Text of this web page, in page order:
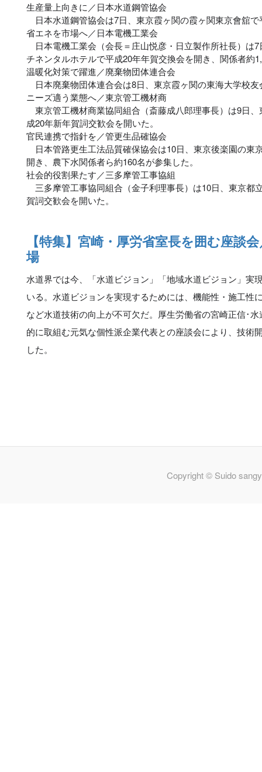
生産量上向きに／日本水道鋼管協会
日本水道鋼管協会は7日、東京霞ヶ関の霞ヶ関東京會舘
省エネを市場へ／日本電機工業会
日本電機工業会（会長＝庄山悦彦・日立製作所社長）は
チネンタルホテルで平成20年年賀交換会を開き、関係者約
温暖化対策で躍進／廃棄物団体連合会
日本廃棄物団体連合会は8日、東京霞ヶ関の東海大学校
ニーズ適う業態へ／東京管工機材商
東京管工機材商業協同組合（斎藤成八郎理事長）は9日
成20年新年賀詞交歓会を開いた。
官民連携で指針を／管更生品確協会
日本管路更生工法品質確保協会は10日、東京後楽園の東
開き、農下水関係者ら約160名が参集した。
社会的役割果たす／三多摩管工事協組
三多摩管工事協同組合（金子利理事長）は10日、東京都
賀詞交歓会を開いた。
【特集】宮崎・厚労省室長を囲む座談
場
水道界では今、「水道ビジョン」「地域水道ビジョン」実
いる。水道ビジョンを実現するためには、機能性・施工性
など水道技術の向上が不可欠だ。厚生労働省の宮崎正信･
的に取組む元気な個性派企業代表との座談会により、技術
した。
Copyright © Suido